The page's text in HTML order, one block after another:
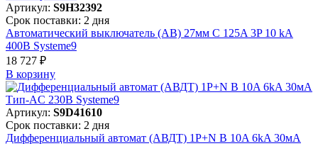
Артикул: S9H32392
Срок поставки: 2 дня
Автоматический выключатель (АВ) 27мм C 125A 3P 10 kA
400В Systeme9
18 727 ₽
В корзинy
Артикул: S9D41610
Срок поставки: 2 дня
Дифференциальный автомат (АВДТ) 1P+N B 10A 6kA 30мА